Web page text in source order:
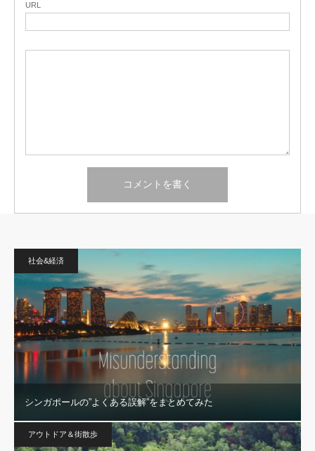
URL
社会&経済
シンガポールの”よくある誤解”をまとめてみた
アウトドア＆街散歩